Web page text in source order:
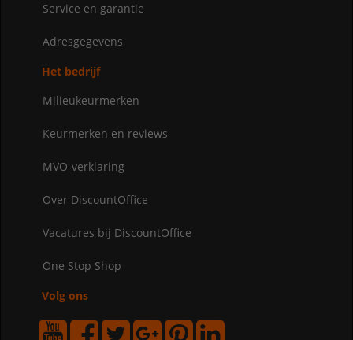
Service en garantie
Adresgegevens
Het bedrijf
Milieukeurmerken
Keurmerken en reviews
MVO-verklaring
Over DiscountOffice
Vacatures bij DiscountOffice
One Stop Shop
Volg ons